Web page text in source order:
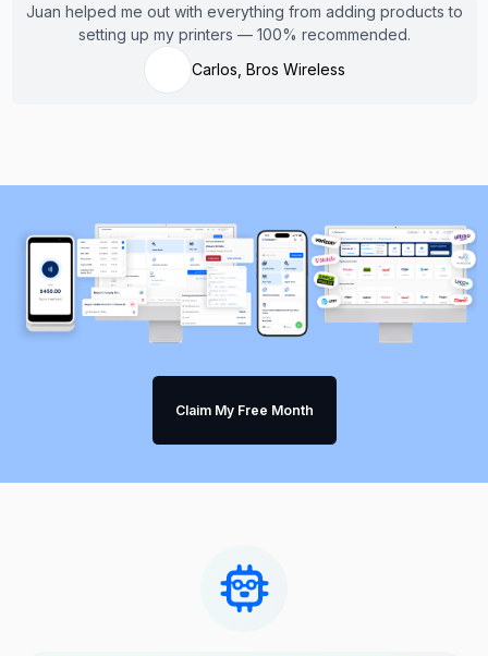
Juan helped me out with everything from adding products to
setting up my printers — 100% recommended.
Carlos, Bros Wireless
Claim My Free Month